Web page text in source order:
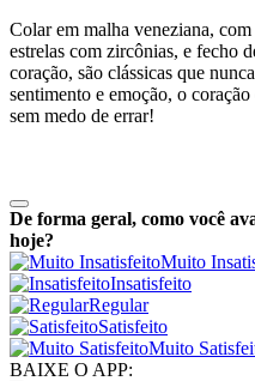
Colar em malha veneziana,
estrelas com zircônias, e fecho
coração, são clássicas que
sentimento e emoção, o
sem medo de errar!
De forma geral, como você
hoje?
Muito
Insatisfeito
Regular
Satisfeito
Muito
BAIXE O APP: